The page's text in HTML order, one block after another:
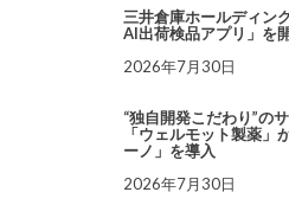
三井倉庫ホールディン
AI出荷検品アプリ」を
2026年7月30日
“独自開発こだわり”の
「ウェルモット製薬」
ーノ」を導入
2026年7月30日